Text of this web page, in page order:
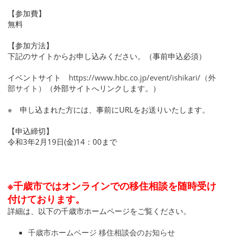
【参加費】
無料
【参加方法】
下記のサイトからお申し込みください。（事前申込必須）
イベントサイト https://www.hbc.co.jp/event/ishikari/ （外
部サイト）
（外部サイトへリンクします。）
※ 申し込まれた方には、事前にURLをお送りいたします。
【申込締切】
令和3年2月19日(金)14：00まで
※千歳市ではオンラインでの移住相談を随時受け
付けております。
詳細は、以下の千歳市ホームページをご覧ください。
千歳市ホームページ 移住相談会のお知らせ